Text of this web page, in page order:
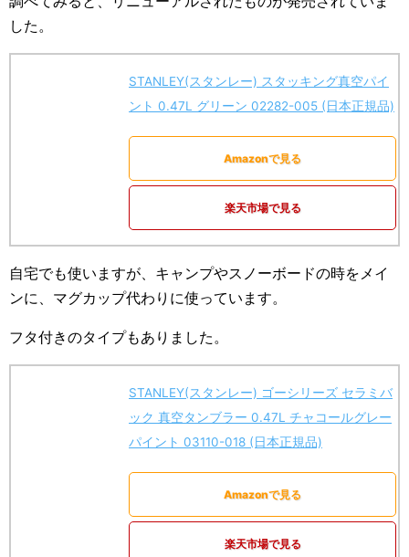
した。
STANLEY(スタンレー) スタッキング真空パイ
ント 0.47L グリーン 02282-005 (日本正規品)
Amazonで見る
楽天市場で見る
自宅でも使いますが、キャンプやスノーボードの時をメイ
ンに、マグカップ代わりに使っています。
フタ付きのタイプもありました。
STANLEY(スタンレー) ゴーシリーズ セラミバ
ック 真空タンブラー 0.47L チャコールグレー
パイント 03110-018 (日本正規品)
Amazonで見る
楽天市場で見る